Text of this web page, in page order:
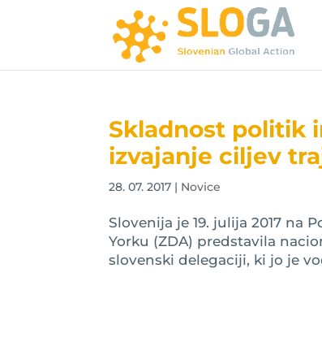
Skladnost politik
izvajanje ciljev
28. 07. 2017 | Novice
Slovenija je 19. julija 2017 na
Yorku (ZDA) predstavila
slovenski delegaciji, ki jo je